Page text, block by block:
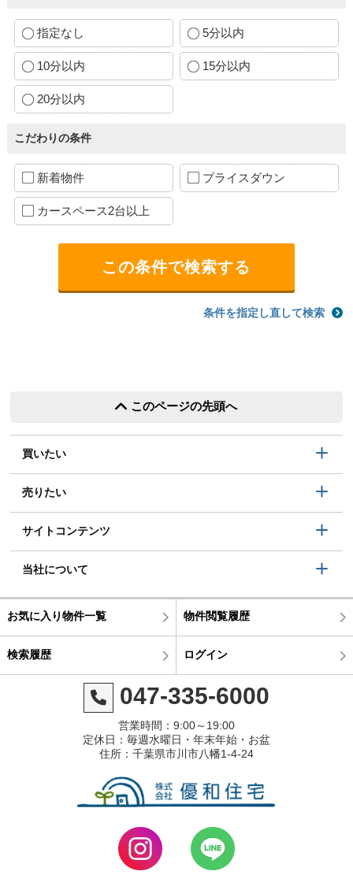
指定なし 5分以内
10分以内 15分以内
20分以内
こだわりの条件
新着物件 プライスダウン
カースペース2台以上
条件を指定し直して検索
このページの先頭へ
買いたい
売りたい
サイトコンテンツ
当社について
お気に入り物件一覧 物件閲覧履歴
検索履歴 ログイン
047-335-6000
営業時間：9:00～19:00
定休日：毎週水曜日・年末年始・お盆
住所：千葉県市川市八幡1-4-24